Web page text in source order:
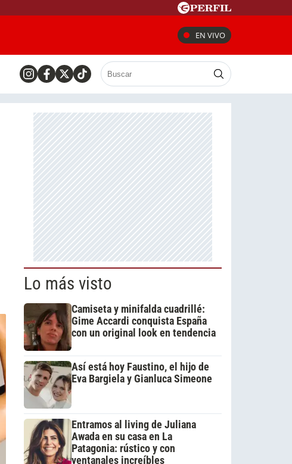
EN VIVO
Lo más visto
Camiseta y minifalda cuadrillé:
Gime Accardi conquista España
con un original look en tendencia
Así está hoy Faustino, el hijo de
Eva Bargiela y Gianluca Simeone
Entramos al living de Juliana
Awada en su casa en La
Patagonia: rústico y con
ventanales increíbles